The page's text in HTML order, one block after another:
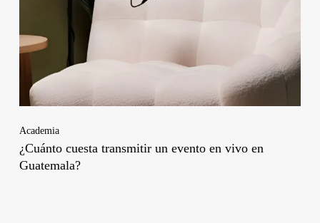
Academia
¿Cuánto cuesta transmitir un evento en vivo en
Guatemala?